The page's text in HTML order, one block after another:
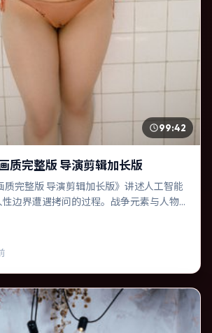
99:42
质完整版 导演剪辑加长版
质完整版 导演剪辑加长版》讲述人工智能
边界遭遇拷问的过程。战争元素与人物
·布兰切特、沈腾的对手戏尤为出彩。导
中积蓄张力，本片亦在意大利实地取